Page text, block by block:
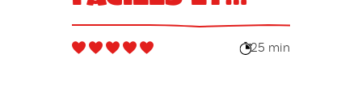
gourmandes
25 min